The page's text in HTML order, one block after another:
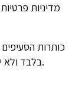
בלבד ולא ישמשו לפרשנות הסעיפים או לכל מטרה אחרת.